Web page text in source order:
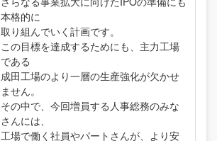
本格的に
取り組んでいく計画です。
この目標を達成するためにも、主力工場
である
成田工場のより一層の生産強化が欠かせ
ません。
その中で、今回増員する人事総務のみな
さんには、
工場で働く社員やパートさんが、より安